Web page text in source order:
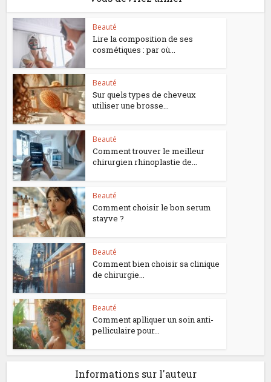
Beauté
Lire la composition de ses
cosmétiques : par où...
Beauté
Sur quels types de cheveux
utiliser une brosse...
Beauté
Comment trouver le meilleur
chirurgien rhinoplastie de...
Beauté
Comment choisir le bon serum
stayve ?
Beauté
Comment bien choisir sa clinique
de chirurgie...
Beauté
Comment aplliquer un soin anti-
pelliculaire pour...
Informations sur l'auteur